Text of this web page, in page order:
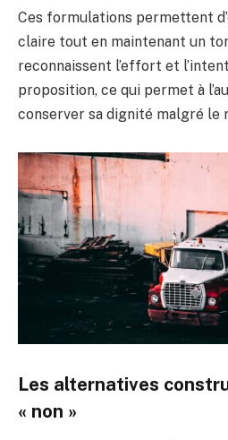
Ces formulations permettent
claire tout en maintenant un
reconnaissent l’effort et
proposition, ce qui permet à
conserver sa dignité malgré le
Les alternatives
« non »